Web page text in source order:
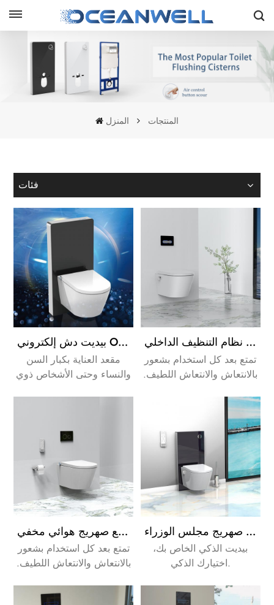
المنزل المنتجات
فئات
بيديت دش إلكتروني OEM/ODM مع صهريج خزانة زجاجي أسود
مقعد العناية بكبار السن
والنساء وحتى الأشخاص ذوي
مرحاض بيديه إلكتروني على الطراز الألماني مع خيار نظام التنظيف الداخلي
تمتع بعد كل استخدام بشعور
بالانتعاش والانتعاش اللطيف.
كفاءة وصحة من التنظيف
باستخدام ورق التواليت.
مرحاض دش ذكي مع صهريج هوائي مخفي
تمتع بعد كل استخدام بشعور
بالانتعاش والانتعاش اللطيف.
كفاءة وصحة من التنظيف
أوروبا الساخن بيع الإلكترونية دش المرحاض مع صهريج مجلس الوزراء
بيديت الذكي الخاص بك،
اختيارك الذكي.